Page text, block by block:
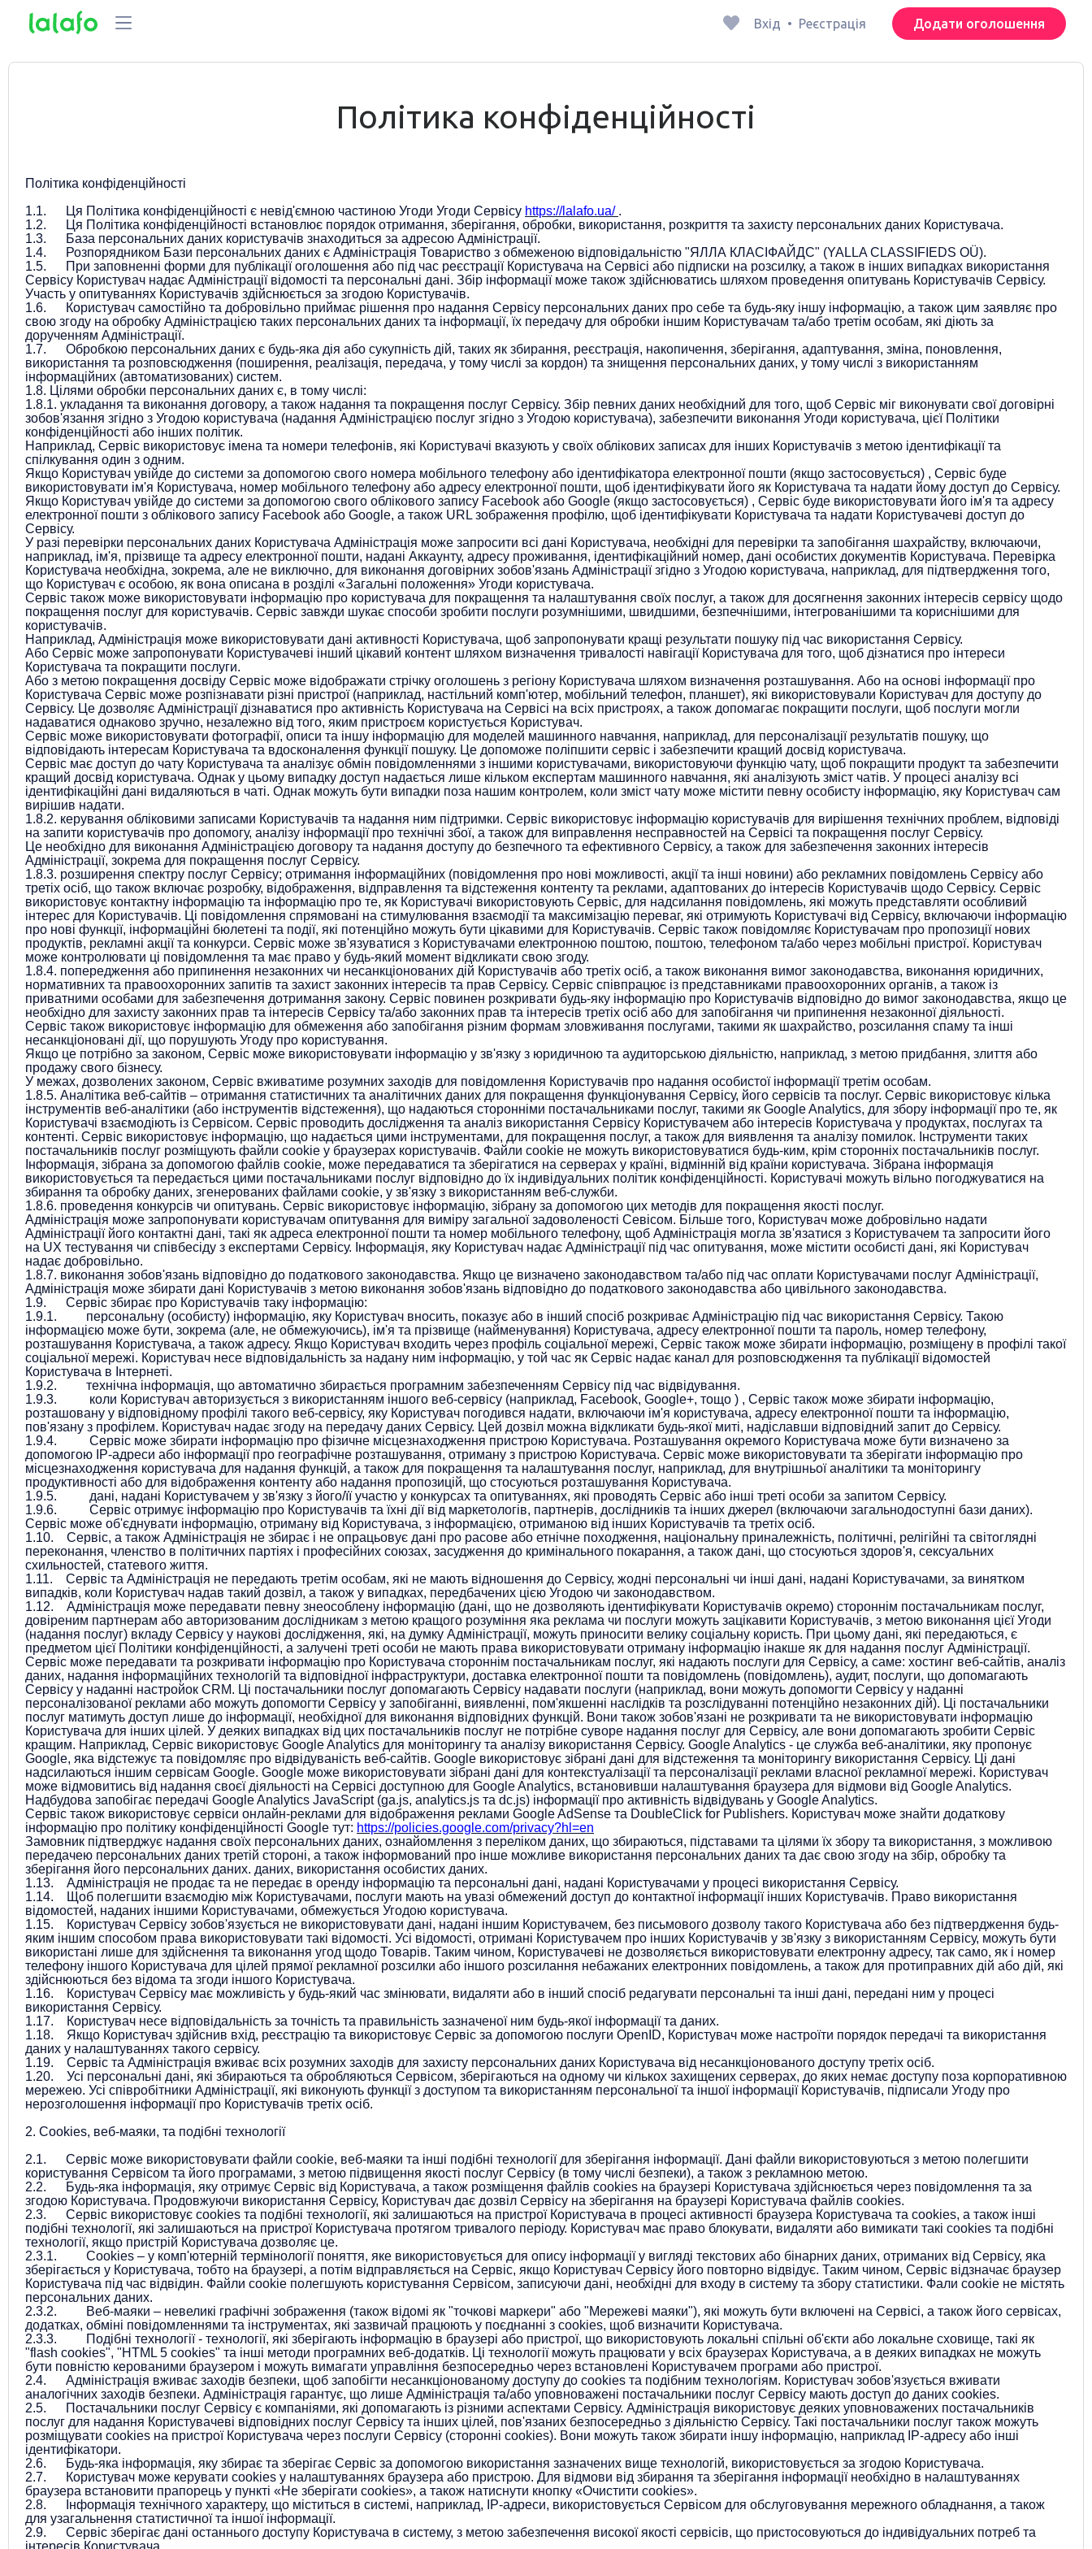
Вхід • Реєстрація Додати оголошення
Політика конфіденційності
Політика конфіденційності
1.1. Ця Політика конфіденційності є невід'ємною частиною Угоди Угоди Сервісу https://lalafo.ua/ .
1.2. Ця Політика конфіденційності встановлює порядок отримання, зберігання, обробки, використання, розкриття та захисту персональних даних Користувача.
1.3. База персональних даних користувачів знаходиться за адресою Адміністрації.
1.4. Розпорядником Бази персональних даних є Адміністрація Товариство з обмеженою відповідальністю "ЯЛЛА КЛАСІФАЙДС" (YALLA CLASSIFIEDS OÜ).
1.5. При заповненні форми для публікації оголошення або під час реєстрації Користувача на Сервісі або підписки на розсилку, а також в інших випадках використання
Сервісу Користувач надає Адміністрації відомості та персональні дані. Збір інформації може також здійснюватись шляхом проведення опитувань Користувачів Сервісу.
Участь у опитуваннях Користувачів здійснюється за згодою Користувачів.
1.6. Користувач самостійно та добровільно приймає рішення про надання Сервісу персональних даних про себе та будь-яку іншу інформацію, а також цим заявляє про
свою згоду на обробку Адміністрацією таких персональних даних та інформації, їх передачу для обробки іншим Користувачам та/або третім особам, які діють за
дорученням Адміністрації.
1.7. Обробкою персональних даних є будь-яка дія або сукупність дій, таких як збирання, реєстрація, накопичення, зберігання, адаптування, зміна, поновлення,
використання та розповсюдження (поширення, реалізація, передача, у тому числі за кордон) та знищення персональних даних, у тому числі з використанням
інформаційних (автоматизованих) систем.
1.8. Цілями обробки персональних даних є, в тому числі:
1.8.1. укладання та виконання договору, а також надання та покращення послуг Сервісу. Збір певних даних необхідний для того, щоб Сервіс міг виконувати свої договірні
зобов'язання згідно з Угодою користувача (надання Адміністрацією послуг згідно з Угодою користувача), забезпечити виконання Угоди користувача, цієї Політики
конфіденційності або інших політик.
Наприклад, Сервіс використовує імена та номери телефонів, які Користувачі вказують у своїх облікових записах для інших Користувачів з метою ідентифікації та
спілкування один з одним.
Якщо Користувач увійде до системи за допомогою свого номера мобільного телефону або ідентифікатора електронної пошти (якщо застосовується) , Сервіс буде
використовувати ім'я Користувача, номер мобільного телефону або адресу електронної пошти, щоб ідентифікувати його як Користувача та надати йому доступ до Сервісу.
Якщо Користувач увійде до системи за допомогою свого облікового запису Facebook або Google (якщо застосовується) , Сервіс буде використовувати його ім'я та адресу
електронної пошти з облікового запису Facebook або Google, а також URL зображення профілю, щоб ідентифікувати Користувача та надати Користувачеві доступ до
Сервісу.
У разі перевірки персональних даних Користувача Адміністрація може запросити всі дані Користувача, необхідні для перевірки та запобігання шахрайству, включаючи,
наприклад, ім'я, прізвище та адресу електронної пошти, надані Аккаунту, адресу проживання, ідентифікаційний номер, дані особистих документів Користувача. Перевірка
Користувача необхідна, зокрема, але не виключно, для виконання договірних зобов'язань Адміністрації згідно з Угодою користувача, наприклад, для підтвердження того,
що Користувач є особою, як вона описана в розділі «Загальні положення» Угоди користувача.
Сервіс також може використовувати інформацію про користувача для покращення та налаштування своїх послуг, а також для досягнення законних інтересів сервісу щодо
покращення послуг для користувачів. Сервіс завжди шукає способи зробити послуги розумнішими, швидшими, безпечнішими, інтегрованішими та кориснішими для
користувачів.
Наприклад, Адміністрація може використовувати дані активності Користувача, щоб запропонувати кращі результати пошуку під час використання Сервісу.
Або Сервіс може запропонувати Користувачеві інший цікавий контент шляхом визначення тривалості навігації Користувача для того, щоб дізнатися про інтереси
Користувача та покращити послуги.
Або з метою покращення досвіду Сервіс може відображати стрічку оголошень з регіону Користувача шляхом визначення розташування. Або на основі інформації про
Користувача Сервіс може розпізнавати різні пристрої (наприклад, настільний комп'ютер, мобільний телефон, планшет), які використовували Користувач для доступу до
Сервісу. Це дозволяє Адміністрації дізнаватися про активність Користувача на Сервісі на всіх пристроях, а також допомагає покращити послуги, щоб послуги могли
надаватися однаково зручно, незалежно від того, яким пристроєм користується Користувач.
Сервіс може використовувати фотографії, описи та іншу інформацію для моделей машинного навчання, наприклад, для персоналізації результатів пошуку, що
відповідають інтересам Користувача та вдосконалення функції пошуку. Це допоможе поліпшити сервіс і забезпечити кращий досвід користувача.
Сервіс має доступ до чату Користувача та аналізує обмін повідомленнями з іншими користувачами, використовуючи функцію чату, щоб покращити продукт та забезпечити
кращий досвід користувача. Однак у цьому випадку доступ надається лише кільком експертам машинного навчання, які аналізують зміст чатів. У процесі аналізу всі
ідентифікаційні дані видаляються в чаті. Однак можуть бути випадки поза нашим контролем, коли зміст чату може містити певну особисту інформацію, яку Користувач сам
вирішив надати.
1.8.2. керування обліковими записами Користувачів та надання ним підтримки. Сервіс використовує інформацію користувачів для вирішення технічних проблем, відповіді
на запити користувачів про допомогу, аналізу інформації про технічні збої, а також для виправлення несправностей на Сервісі та покращення послуг Сервісу.
Це необхідно для виконання Адміністрацією договору та надання доступу до безпечного та ефективного Сервісу, а також для забезпечення законних інтересів
Адміністрації, зокрема для покращення послуг Сервісу.
1.8.3. розширення спектру послуг Сервісу; отримання інформаційних (повідомлення про нові можливості, акції та інші новини) або рекламних повідомлень Сервісу або
третіх осіб, що також включає розробку, відображення, відправлення та відстеження контенту та реклами, адаптованих до інтересів Користувачів щодо Сервісу. Сервіс
використовує контактну інформацію та інформацію про те, як Користувачі використовують Сервіс, для надсилання повідомлень, які можуть представляти особливий
інтерес для Користувачів. Ці повідомлення спрямовані на стимулювання взаємодії та максимізацію переваг, які отримують Користувачі від Сервісу, включаючи інформацію
про нові функції, інформаційні бюлетені та події, які потенційно можуть бути цікавими для Користувачів. Сервіс також повідомляє Користувачам про пропозиції нових
продуктів, рекламні акції та конкурси. Сервіс може зв'язуватися з Користувачами електронною поштою, поштою, телефоном та/або через мобільні пристрої. Користувач
може контролювати ці повідомлення та має право у будь-який момент відкликати свою згоду.
1.8.4. попередження або припинення незаконних чи несанкціонованих дій Користувачів або третіх осіб, а також виконання вимог законодавства, виконання юридичних,
нормативних та правоохоронних запитів та захист законних інтересів та прав Сервісу. Сервіс співпрацює із представниками правоохоронних органів, а також із
приватними особами для забезпечення дотримання закону. Сервіс повинен розкривати будь-яку інформацію про Користувачів відповідно до вимог законодавства, якщо це
необхідно для захисту законних прав та інтересів Сервісу та/або законних прав та інтересів третіх осіб або для запобігання чи припинення незаконної діяльності.
Сервіс також використовує інформацію для обмеження або запобігання різним формам зловживання послугами, такими як шахрайство, розсилання спаму та інші
несанкціоновані дії, що порушують Угоду про користування.
Якщо це потрібно за законом, Сервіс може використовувати інформацію у зв'язку з юридичною та аудиторською діяльністю, наприклад, з метою придбання, злиття або
продажу свого бізнесу.
У межах, дозволених законом, Сервіс вживатиме розумних заходів для повідомлення Користувачів про надання особистої інформації третім особам.
1.8.5. Аналітика веб-сайтів – отримання статистичних та аналітичних даних для покращення функціонування Сервісу, його сервісів та послуг. Сервіс використовує кілька
інструментів веб-аналітики (або інструментів відстеження), що надаються сторонніми постачальниками послуг, такими як Google Analytics, для збору інформації про те, як
Користувачі взаємодіють із Сервісом. Сервіс проводить дослідження та аналіз використання Сервісу Користувачем або інтересів Користувача у продуктах, послугах та
контенті. Сервіс використовує інформацію, що надається цими інструментами, для покращення послуг, а також для виявлення та аналізу помилок. Інструменти таких
постачальників послуг розміщують файли cookie у браузерах користувачів. Файли cookie не можуть використовуватися будь-ким, крім сторонніх постачальників послуг.
Інформація, зібрана за допомогою файлів cookie, може передаватися та зберігатися на серверах у країні, відмінній від країни користувача. Зібрана інформація
використовується та передається цими постачальниками послуг відповідно до їх індивідуальних політик конфіденційності. Користувачі можуть вільно погоджуватися на
збирання та обробку даних, згенерованих файлами cookie, у зв'язку з використанням веб-служби.
1.8.6. проведення конкурсів чи опитувань. Сервіс використовує інформацію, зібрану за допомогою цих методів для покращення якості послуг.
Адміністрація може запропонувати користувачам опитування для виміру загальної задоволеності Севісом. Більше того, Користувач може добровільно надати
Адміністрації його контактні дані, такі як адреса електронної пошти та номер мобільного телефону, щоб Адміністрація могла зв'язатися з Користувачем та запросити його
на UX тестування чи співбесіду з експертами Сервісу. Інформація, яку Користувач надає Адміністрації під час опитування, може містити особисті дані, які Користувач
надає добровільно.
1.8.7. виконання зобов'язань відповідно до податкового законодавства. Якщо це визначено законодавством та/або під час оплати Користувачами послуг Адміністрації,
Адміністрація може збирати дані Користувачів з метою виконання зобов'язань відповідно до податкового законодавства або цивільного законодавства.
1.9. Сервіс збирає про Користувачів таку інформацію:
1.9.1. персональну (особисту) інформацію, яку Користувач вносить, показує або в інший спосіб розкриває Адміністрацію під час використання Сервісу. Такою
інформацією може бути, зокрема (але, не обмежуючись), ім'я та прізвище (найменування) Користувача, адресу електронної пошти та пароль, номер телефону,
розташування Користувача, а також адресу. Якщо Користувач входить через профіль соціальної мережі, Сервіс також може збирати інформацію, розміщену в профілі такої
соціальної мережі. Користувач несе відповідальність за надану ним інформацію, у той час як Сервіс надає канал для розповсюдження та публікації відомостей
Користувача в Інтернеті.
1.9.2. технічна інформація, що автоматично збирається програмним забезпеченням Сервісу під час відвідування.
1.9.3. коли Користувач авторизується з використанням іншого веб-сервісу (наприклад, Facebook, Google+, тощо ) , Сервіс також може збирати інформацію,
розташовану у відповідному профілі такого веб-сервісу, яку Користувач погодився надати, включаючи ім'я користувача, адресу електронної пошти та інформацію,
пов'язану з профілем. Користувач надає згоду на передачу даних Сервісу. Цей дозвіл можна відкликати будь-якої миті, надіславши відповідний запит до Сервісу.
1.9.4. Сервіс може збирати інформацію про фізичне місцезнаходження пристрою Користувача. Розташування окремого Користувача може бути визначено за
допомогою IP-адреси або інформації про географічне розташування, отриману з пристрою Користувача. Сервіс може використовувати та зберігати інформацію про
місцезнаходження користувача для надання функцій, а також для покращення та налаштування послуг, наприклад, для внутрішньої аналітики та моніторингу
продуктивності або для відображення контенту або надання пропозицій, що стосуються розташування Користувача.
1.9.5. дані, надані Користувачем у зв'язку з його/її участю у конкурсах та опитуваннях, які проводять Сервіс або інші треті особи за запитом Сервісу.
1.9.6. Сервіс отримує інформацію про Користувачів та їхні дії від маркетологів, партнерів, дослідників та інших джерел (включаючи загальнодоступні бази даних).
Сервіс може об'єднувати інформацію, отриману від Користувача, з інформацією, отриманою від інших Користувачів та третіх осіб.
1.10. Сервіс, а також Адміністрація не збирає і не опрацьовує дані про расове або етнічне походження, національну приналежність, політичні, релігійні та світоглядні
переконання, членство в політичних партіях і професійних союзах, засудження до кримінального покарання, а також дані, що стосуються здоров'я, сексуальних
схильностей, статевого життя.
1.11. Сервіс та Адміністрація не передають третім особам, які не мають відношення до Сервісу, жодні персональні чи інші дані, надані Користувачами, за винятком
випадків, коли Користувач надав такий дозвіл, а також у випадках, передбачених цією Угодою чи законодавством.
1.12. Адміністрація може передавати певну знеособлену інформацію (дані, що не дозволяють ідентифікувати Користувачів окремо) стороннім постачальникам послуг,
довіреним партнерам або авторизованим дослідникам з метою кращого розуміння яка реклама чи послуги можуть зацікавити Користувачів, з метою виконання цієї Угоди
(надання послуг) вкладу Сервісу у наукові дослідження, які, на думку Адміністрації, можуть приносити велику соціальну користь. При цьому дані, які передаються, є
предметом цієї Політики конфіденційності, а залучені треті особи не мають права використовувати отриману інформацію інакше як для надання послуг Адміністрації.
Сервіс може передавати та розкривати інформацію про Користувача стороннім постачальникам послуг, які надають послуги для Сервісу, а саме: хостинг веб-сайтів, аналіз
даних, надання інформаційних технологій та відповідної інфраструктури, доставка електронної пошти та повідомлень (повідомлень), аудит, послуги, що допомагають
Сервісу у наданні настройок CRM. Ці постачальники послуг допомагають Сервісу надавати послуги (наприклад, вони можуть допомогти Сервісу у наданні
персоналізованої реклами або можуть допомогти Сервісу у запобіганні, виявленні, пом'якшенні наслідків та розслідуванні потенційно незаконних дій). Ці постачальники
послуг матимуть доступ лише до інформації, необхідної для виконання відповідних функцій. Вони також зобов'язані не розкривати та не використовувати інформацію
Користувача для інших цілей. У деяких випадках від цих постачальників послуг не потрібне суворе надання послуг для Сервісу, але вони допомагають зробити Сервіс
кращим. Наприклад, Сервіс використовує Google Analytics для моніторингу та аналізу використання Сервісу. Google Analytics - це служба веб-аналітики, яку пропонує
Google, яка відстежує та повідомляє про відвідуваність веб-сайтів. Google використовує зібрані дані для відстеження та моніторингу використання Сервісу. Ці дані
надсилаються іншим сервісам Google. Google може використовувати зібрані дані для контекстуалізації та персоналізації реклами власної рекламної мережі. Користувач
може відмовитись від надання своєї діяльності на Сервісі доступною для Google Analytics, встановивши налаштування браузера для відмови від Google Analytics.
Надбудова запобігає передачі Google Analytics JavaScript (ga.js, analytics.js та dc.js) інформації про активність відвідувань у Google Analytics.
Сервіс також використовує сервіси онлайн-реклами для відображення реклами Google AdSense та DoubleClick for Publishers. Користувач може знайти додаткову
інформацію про політику конфіденційності Google тут: https://policies.google.com/privacy?hl=en
Замовник підтверджує надання своїх персональних даних, ознайомлення з переліком даних, що збираються, підставами та цілями їх збору та використання, з можливою
передачею персональних даних третій стороні, а також інформований про інше можливе використання персональних даних та дає свою згоду на збір, обробку та
зберігання його персональних даних. даних, використання особистих даних.
1.13. Адміністрація не продає та не передає в оренду інформацію та персональні дані, надані Користувачами у процесі використання Сервісу.
1.14. Щоб полегшити взаємодію між Користувачами, послуги мають на увазі обмежений доступ до контактної інформації інших Користувачів. Право використання
відомостей, наданих іншими Користувачами, обмежується Угодою користувача.
1.15. Користувач Сервісу зобов'язується не використовувати дані, надані іншим Користувачем, без письмового дозволу такого Користувача або без підтвердження будь-
яким іншим способом права використовувати такі відомості. Усі відомості, отримані Користувачем про інших Користувачів у зв'язку з використанням Сервісу, можуть бути
використані лише для здійснення та виконання угод щодо Товарів. Таким чином, Користувачеві не дозволяється використовувати електронну адресу, так само, як і номер
телефону іншого Користувача для цілей прямої рекламної розсилки або іншого розсилання небажаних електронних повідомлень, а також для протиправних дій або дій, які
здійснюються без відома та згоди іншого Користувача.
1.16. Користувач Сервісу має можливість у будь-який час змінювати, видаляти або в інший спосіб редагувати персональні та інші дані, передані ним у процесі
використання Сервісу.
1.17. Користувач несе відповідальність за точність та правильність зазначеної ним будь-якої інформації та даних.
1.18. Якщо Користувач здійснив вхід, реєстрацію та використовує Сервіс за допомогою послуги OpenID, Користувач може настроїти порядок передачі та використання
даних у налаштуваннях такого сервісу.
1.19. Сервіс та Адміністрація вживає всіх розумних заходів для захисту персональних даних Користувача від несанкціонованого доступу третіх осіб.
1.20. Усі персональні дані, які збираються та обробляються Сервісом, зберігаються на одному чи кількох захищених серверах, до яких немає доступу поза корпоративною
мережею. Усі співробітники Адміністрації, які виконують функції з доступом та використанням персональної та іншої інформації Користувачів, підписали Угоду про
нерозголошення інформації про Користувачів третіх осіб.
2. Cookies, веб-маяки, та подібні технології
2.1. Сервіс може використовувати файли cookie, веб-маяки та інші подібні технології для зберігання інформації. Дані файли використовуються з метою полегшити
користування Сервісом та його програмами, з метою підвищення якості послуг Сервісу (в тому числі безпеки), а також з рекламною метою.
2.2. Будь-яка інформація, яку отримує Сервіс від Користувача, а також розміщення файлів cookies на браузері Користувача здійснюється через повідомлення та за
згодою Користувача. Продовжуючи використання Сервісу, Користувач дає дозвіл Сервісу на зберігання на браузері Користувача файлів cookies.
2.3. Сервіс використовує cookies та подібні технології, які залишаються на пристрої Користувача в процесі активності браузера Користувача та cookies, а також інші
подібні технології, які залишаються на пристрої Користувача протягом тривалого періоду. Користувач має право блокувати, видаляти або вимикати такі cookies та подібні
технології, якщо пристрій Користувача дозволяє це.
2.3.1. Cookies – у комп'ютерній термінології поняття, яке використовується для опису інформації у вигляді текстових або бінарних даних, отриманих від Сервісу, яка
зберігається у Користувача, тобто на браузері, а потім відправляється на Сервіс, якщо Користувач Сервісу його повторно відвідує. Таким чином, Сервіс відзначає браузер
Користувача під час відвідин. Файли cookie полегшують користування Сервісом, записуючи дані, необхідні для входу в систему та збору статистики. Фали cookie не містять
персональних даних.
2.3.2. Веб-маяки – невеликі графічні зображення (також відомі як "точкові маркери" або "Мережеві маяки"), які можуть бути включені на Сервісі, а також його сервісах,
додатках, обміні повідомленнями та інструментах, які зазвичай працюють у поєднанні з cookies, щоб визначити Користувача.
2.3.3. Подібні технології - технології, які зберігають інформацію в браузері або пристрої, що використовують локальні спільні об'єкти або локальне сховище, такі як
"flash cookies", "HTML 5 cookies" та інші методи програмних веб-додатків. Ці технології можуть працювати у всіх браузерах Користувача, а в деяких випадках не можуть
бути повністю керованими браузером і можуть вимагати управління безпосередньо через встановлені Користувачем програми або пристрої.
2.4. Адміністрація вживає заходів безпеки, щоб запобігти несанкціонованому доступу до cookies та подібним технологіям. Користувач зобов'язується вживати
аналогічних заходів безпеки. Адміністрація гарантує, що лише Адміністрація та/або уповноважені постачальники послуг Сервісу мають доступ до даних cookies.
2.5. Постачальники послуг Сервісу є компаніями, які допомагають із різними аспектами Сервісу. Адміністрація використовує деяких уповноважених постачальників
послуг для надання Користувачеві відповідних послуг Сервісу та інших цілей, пов'язаних безпосередньо з діяльністю Сервісу. Такі постачальники послуг також можуть
розміщувати cookies на пристрої Користувача через послуги Сервісу (сторонні cookies). Вони можуть також збирати іншу інформацію, наприклад IP-адресу або інші
ідентифікатори.
2.6. Будь-яка інформація, яку збирає та зберігає Сервіс за допомогою використання зазначених вище технологій, використовується за згодою Користувача.
2.7. Користувач може керувати cookies у налаштуваннях браузера або пристрою. Для відмови від збирання та зберігання інформації необхідно в налаштуваннях
браузера встановити прапорець у пункті «Не зберігати cookies», а також натиснути кнопку «Очистити cookies».
2.8. Інформація технічного характеру, що міститься в системі, наприклад, IP-адреси, використовується Сервісом для обслуговування мережного обладнання, а також
для узагальнення статистичної та іншої інформації.
2.9. Сервіс зберігає дані останнього доступу Користувача в систему, з метою забезпечення високої якості сервісів, що пристосовуються до індивідуальних потреб та
інтересів Користувача.